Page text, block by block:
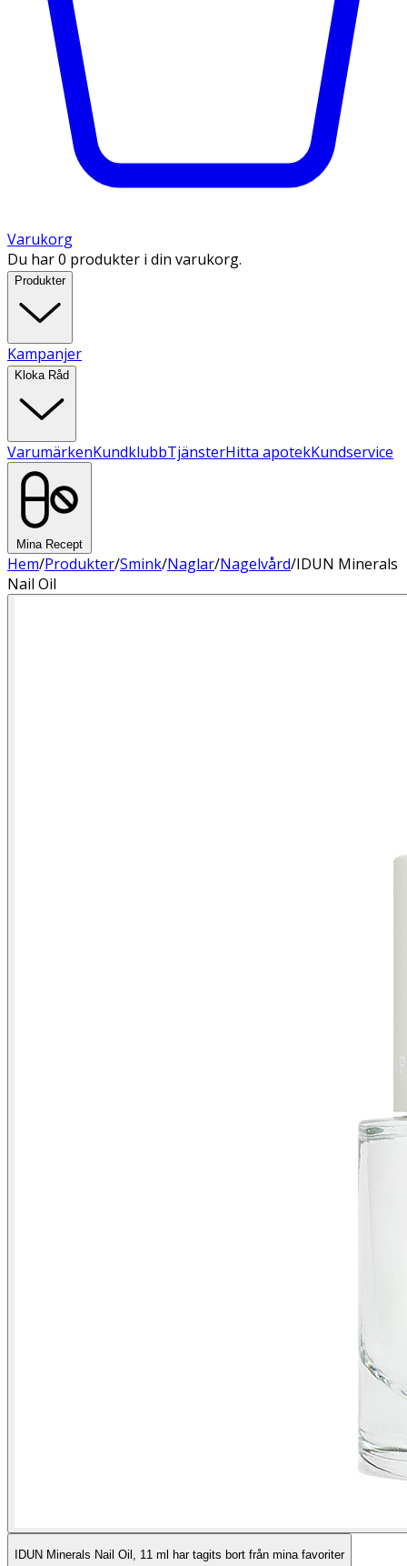
Varukorg
Du har 0 produkter i din varukorg.
Produkter
Kampanjer
Kloka Råd
VarumärkenKundklubbTjänsterHitta apotekKundservice
Mina Recept
Hem/Produkter/Smink/Naglar/Nagelvård/IDUN Minerals
Nail Oil
IDUN Minerals Nail Oil, 11 ml har tagits bort från mina favoriter